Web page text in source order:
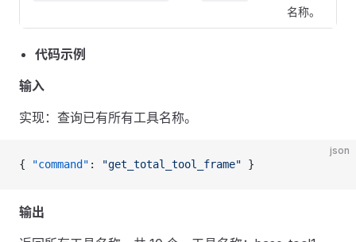
名称。
代码示例
输入
实现：查询已有所有工具名称。
json
{ "command" : "get_total_tool_frame" }
输出